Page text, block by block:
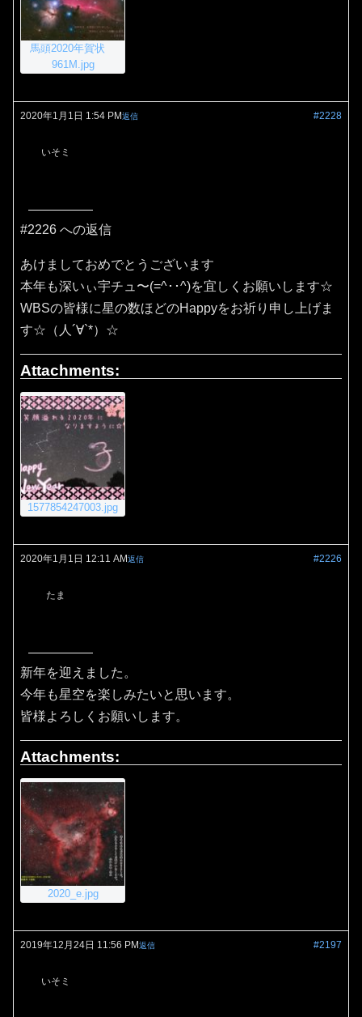
馬頭2020年賀状
961M.jpg
2020年1月1日 1:54 PM #2228
返信
いそミ
#2226 への返信
あけましておめでとうございます
本年も深いぃ宇チュ〜(=^･･^)を宜しくお願いします☆
WBSの皆様に星の数ほどのHappyをお祈り申し上げま
す☆（人´∀`*）☆
Attachments:
1577854247003.jpg
2020年1月1日 12:11 AM #2226
返信
たま
新年を迎えました。
今年も星空を楽しみたいと思います。
皆様よろしくお願いします。
Attachments:
2020_e.jpg
2019年12月24日 11:56 PM #2197
返信
いそミ